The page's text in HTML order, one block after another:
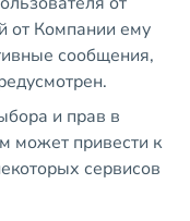
от Компании ему
сообщения,
и прав в
может привести к
сервисов